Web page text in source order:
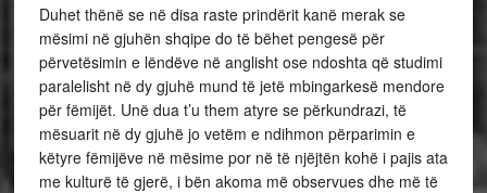
Duhet thënë se në disa raste prindërit kanë merak se
mësimi në gjuhën shqipe do të bëhet pengesë për
përvetësimin e lëndëve në anglisht ose ndoshta që studimi
paralelisht në dy gjuhë mund të jetë mbingarkesë mendore
për fëmijët. Unë dua t’u them atyre se përkundrazi, të
mësuarit në dy gjuhë jo vetëm e ndihmon përparimin e
këtyre fëmijëve në mësime por në të njëjtën kohë i pajis ata
me kulturë të gjerë, i bën akoma më observues dhe më të